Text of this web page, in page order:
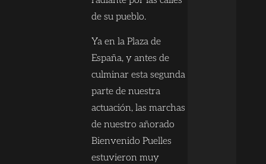
de su pueblo.
Ya en la Plaza de
España, y antes de
culminar esta segunda
parte de nuestra
actuación, las marchas
de nuestro añorado
Bienvenido Puelles
estuvieron muy